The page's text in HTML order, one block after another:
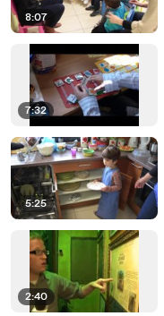
8:07
7:32
5:25
2:40